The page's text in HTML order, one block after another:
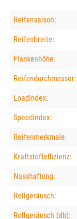
Reifensaison:
Reifenbreite:
Flankenhöhe:
Reifendurchmesser:
Loadindex:
Speedindex:
Reifenmerkmale:
Kraftstoffeffizienz:
Nasshaftung:
Rollgeräusch:
Rollgeräusch (db):